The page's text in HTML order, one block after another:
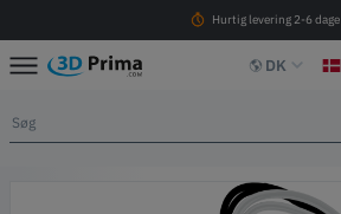
Hurtig levering 2-6 dage
DK